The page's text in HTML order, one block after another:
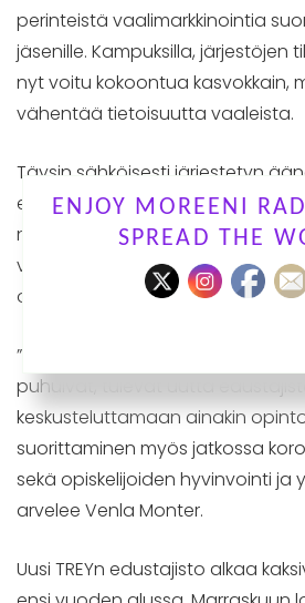
perinteistä vaalimarkkinointia
jäsenille. Kampuksilla, järjestöjen
nyt voitu kokoontua kasvokkain,
vähentää tietoisuutta vaaleista.
Täysin sähköisesti järjestetyn
edustajiston valtasuhteet varsin
nykyedustajistossa. Kasvot
vaihtuvat: peräti kolme
on uusia edaattoreita.
”Siitä päätellen, mistä vaaliliitot
puhuivat, tulevat uutta
keskusteluttamaan ainakin
suorittaminen myös jatkossa
sekä opiskelijoiden hyvinvointi ja
arvelee Venla Monter.
Uusi TREYn edustajisto alkaa
ENJOY MOREENI
SPREAD THE